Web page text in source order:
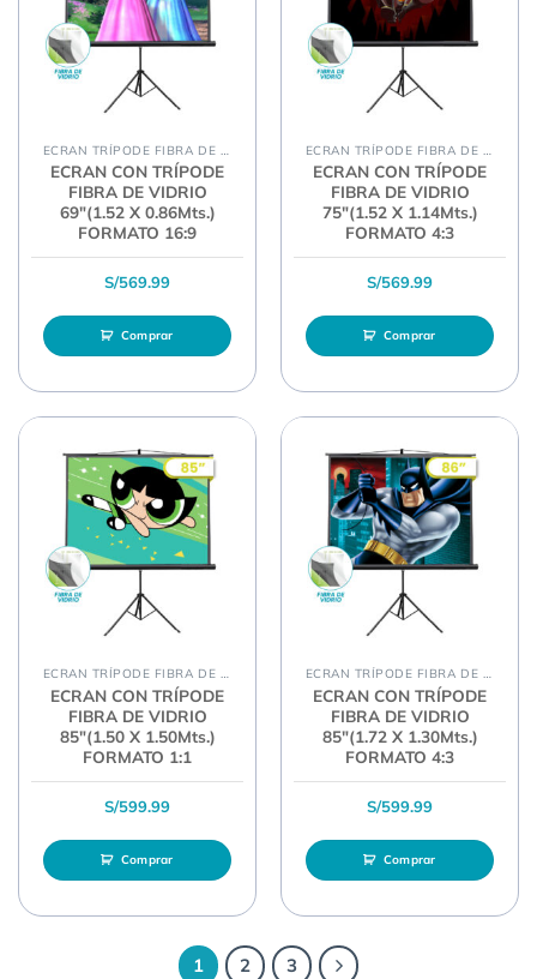
ECRAN TRÍPODE FIBRA DE VIDRIO
ECRAN CON TRÍPODE
FIBRA DE VIDRIO
69″(1.52 X 0.86Mts.)
FORMATO 16:9
S/569.99
Comprar
ECRAN TRÍPODE FIBRA DE VIDRIO
ECRAN CON TRÍPODE
FIBRA DE VIDRIO
75″(1.52 X 1.14Mts.)
FORMATO 4:3
S/569.99
Comprar
ECRAN TRÍPODE FIBRA DE VIDRIO
ECRAN CON TRÍPODE
FIBRA DE VIDRIO
85″(1.50 X 1.50Mts.)
FORMATO 1:1
S/599.99
Comprar
ECRAN TRÍPODE FIBRA DE VIDRIO
ECRAN CON TRÍPODE
FIBRA DE VIDRIO
85″(1.72 X 1.30Mts.)
FORMATO 4:3
S/599.99
Comprar
1 2 3